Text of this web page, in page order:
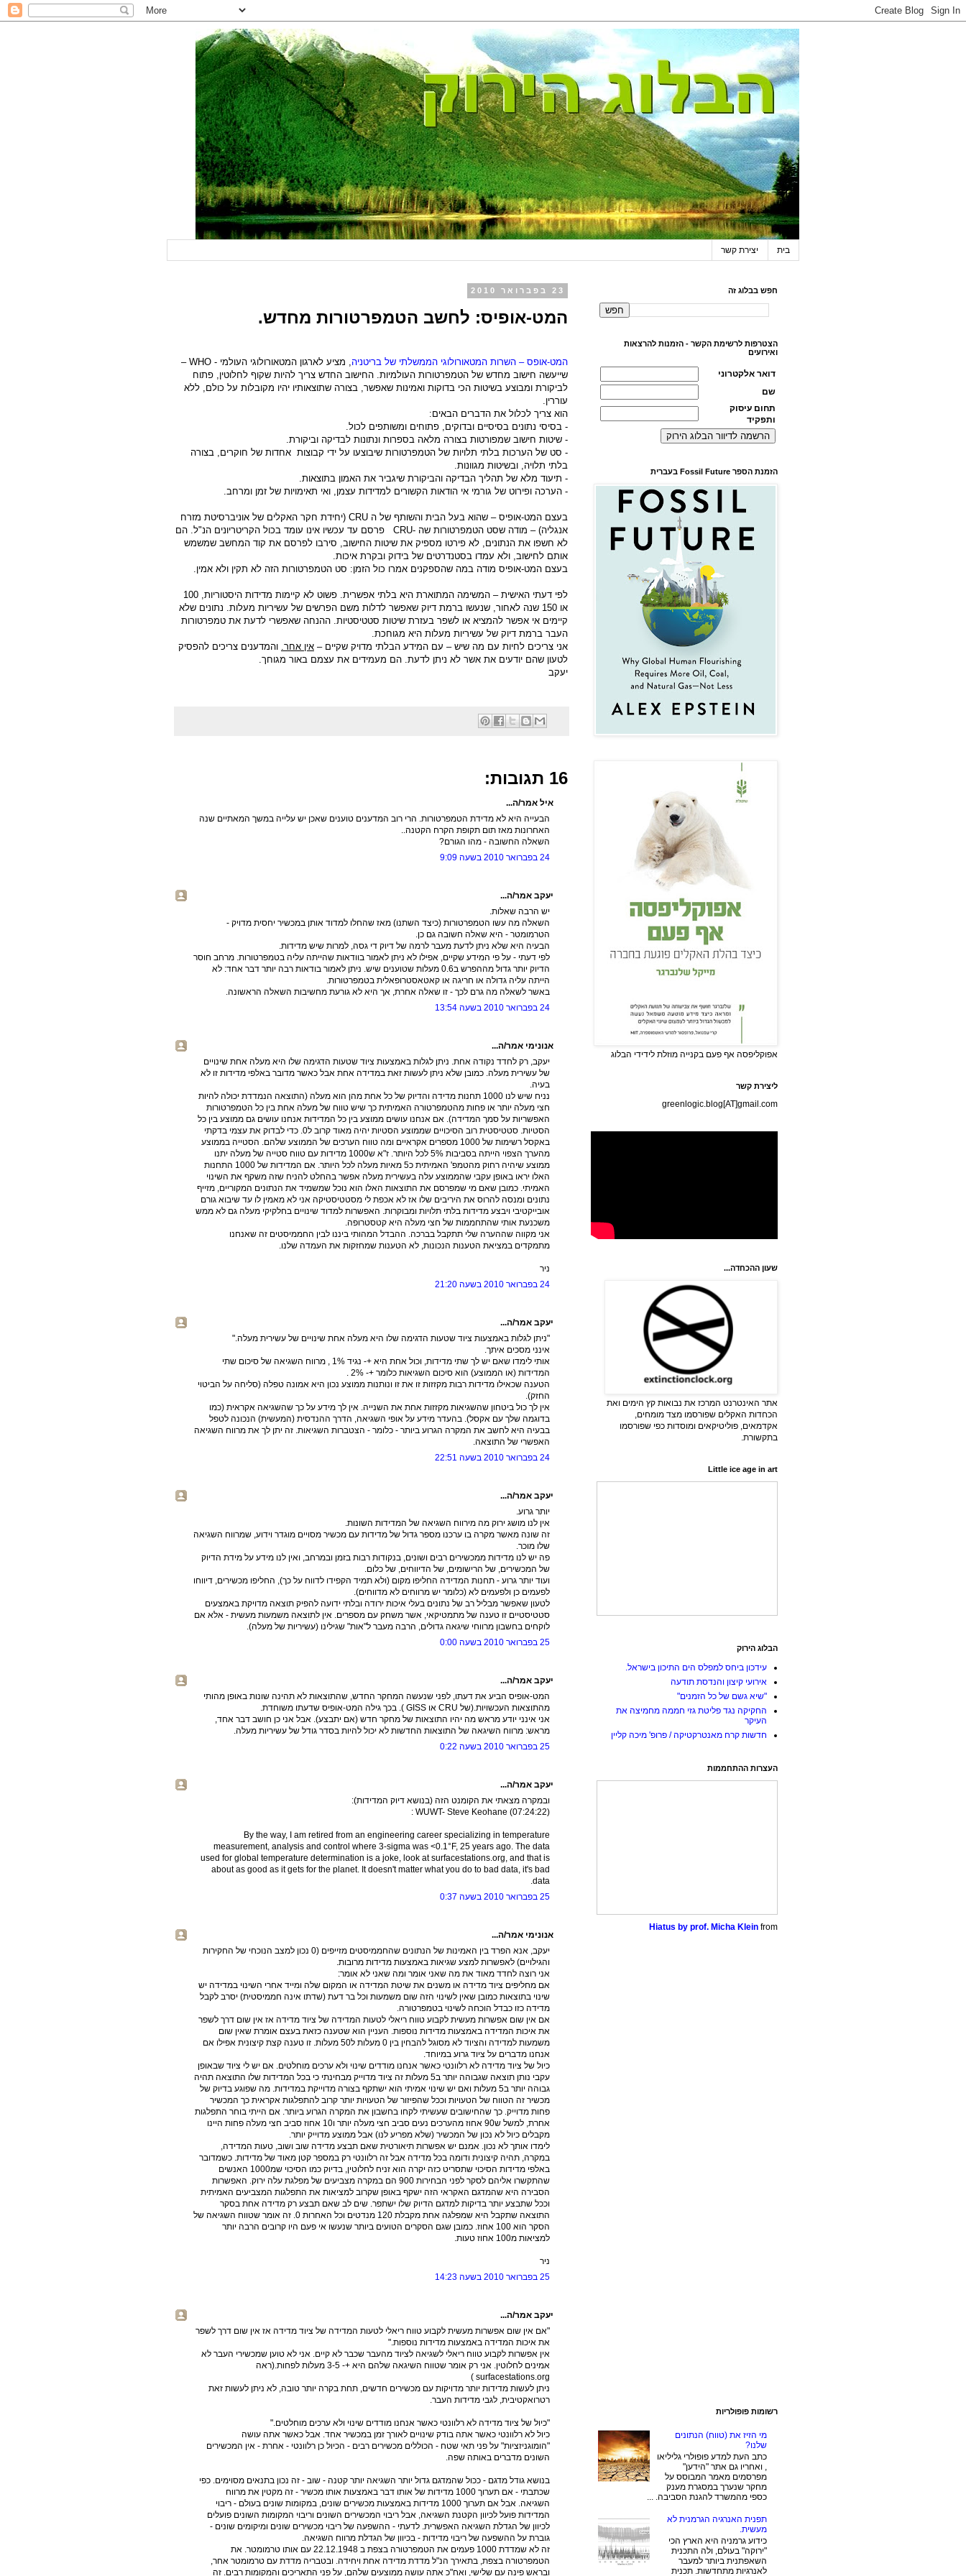
בית יצירת קשר
23 בפברואר 2010
המט-אופיס: לחשב הטמפרטורות מחדש.
המט-אופס – השרות המטאורולוגי הממשלתי של בריטניה , מציע לארגון המטאורולוגי העולמי - WHO
–
שייעשה חישוב מחדש של הטמפרטורות העולמיות. החישוב החדש צריך להיות שקוף לחלוטין, פתוח
לביקורת ומבוצע בשיטות הכי בדוקות ואמינות שאפשר, בצורה שתוצאותיו יהיו מקובלות על כולם, ללא
עוררין.
הוא צריך לכלול את הדברים הבאים:
- בסיסי נתונים בסיסיים ובדוקים, פתוחים ומשותפים לכול.
- שיטות חישוב שמפורטות בצורה מלאה בספרות ונתונות לבדיקה וביקורת.
- סט של הערכות בלתי תלויות של הטמפרטורות שיבוצעו על ידי קבוצות אחדות של חוקרים, בצורה
בלתי תלויה, ובשיטות מגוונות.
- תיעוד מלא של תהליך הבדיקה והביקורת שיגביר את האמון בתוצאות.
- הערכה ופירוט של גורמי אי הודאות הקשורים למדידות עצמן, ואי תאימויות של זמן ומרחב.
בעצם המט-אופיס – שהוא בעל הבית והשותף של ה CRU (יחידת חקר האקלים של אוניברסיטת מזרח
אנגליה) – מודה שסט הטמפרטורות שה -CRU
פרסם עד עכשיו אינו עומד בכול הקריטריונים הנ"ל. הם
לא חשפו את הנתונים, לא פירטו מספיק את שיטות החישוב, סירבו לפרסם את קוד המחשב שמשמש
אותם לחישוב, ולא עמדו בסטנדרטים של בידוק ובקרת איכות.
בעצם המט-אופיס מודה במה שהספקנים אמרו כול הזמן: סט הטמפרטורות הזה לא תקין ולא אמין.
לפי דעתי האישית – המשימה המתוארת היא בלתי אפשרית. פשוט לא קיימות מדידות היסטוריות, 100
או 150 שנה לאחור, שנעשו ברמת דיוק שאפשר לדלות משם הפרשים של עשיריות מעלות. נתונים שלא
קיימים אי אפשר להמציא או לשפר בעזרת שיטות סטטיסטיות. ההנחה שאפשרי לדעת את טמפרטורות
העבר ברמת דיוק של עשיריות מעלות היא מגוחכת.
אני צריכים לחיות עם מה שיש – עם המידע הבלתי מדויק שקיים – אין אחר. והמדענים צריכים להפסיק
לטעון שהם יודעים את אשר לא ניתן לדעת. הם מעמידים את עצמם באור מגוחך.
יעקב
16 תגובות:
איל אמר/ה...
הבעייה היא לא מדידת הטמפרטורות. הרי רוב המדענים טוענים שאכן יש עלייה במשך המאתיים שנה
האחרונות מאז תום תקופת הקרח הקטנה..
השאלה החשובה - מהו הגורם?
24 בפברואר 2010 בשעה 9:09
יעקב אמר/ה...
יש הרבה שאלות.
השאלה מה עשו הטמפרטורות (כיצד השתנו) מאז שהחלו למדוד אותן במכשיר יחסית מדויק -
הטרמומטר - היא שאלה חשובה גם כן.
הבעיה היא שלא ניתן לדעת מעבר לרמה של דיוק די גסה, למרות שיש מדידות.
לפי דעתי - על פי המידע שקיים, אפילו לא ניתן לאמור בוודאות שהייתה עליה בטמפרטורות. מרחב חוסר
הדיוק יותר גדול מההפרש ב0.6 מעלות שטוענים שיש. ניתן לאמור בודאות רבה יותר דבר אחד: לא
הייתה עליה גדולה או חריגה או קאטאסטרופאלית בטמפרטורות.
באשר לשאלה מה גרם לכך - זו שאלה אחרת, אך היא לא גורעת מחשיבות השאלה הראשונה.
24 בפברואר 2010 בשעה 13:54
אנונימי אמר/ה...
יעקב, רק לחדד נקודה אחת. ניתן לגלות באמצעות ציוד שטעות הדגימה שלו היא מעלה אחת שינויים
של עשירית מעלה. כמובן שלא ניתן לעשות זאת במדידה אחת אבל כאשר מדובר באלפי מדידות זו לא
בעיה.
נניח שיש לנו 1000 תחנות מדידה והדיוק של כל אחת מהן הוא מעלה (התוצאה הנמדדת יכולה להיות
חצי מעלה יותר או פחות מהטמפרטורה האמיתית כך שיש טווח של מעלה אחת בין כל הטמפרטורות
האפשריות על סמך המדידה). אם אנחנו עושים ממוצע בין כל המדידות אנחנו עושים גם ממוצע בין כל
הסטיות. סטטיסטית רוב הסיכויים שממוצע הסטיות יהיה מאוד קרוב ל0. כדי לבדוק את עצמי בדקתי
באקסל רשימות של 1000 מספרים אקראיים ומה טווח הערכים של הממוצע שלהם. הסטייה בממוצע
מהערך הצפוי הייתה בסביבות 5% לכל היותר. ז"א ש1000 מדידות עם טווח סטייה של מעלה יתנו
ממוצע שיהיה רחוק מהטמפ' האמיתית כ5 מאיות מעלה לכל היותר. אם המדידות של 1000 התחנות
האלו יראו באופן עקבי שהממוצע עלה בעשירית מעלה אפשר בהחלט להניח שזה משקף את השינוי
האמיתי. כמובן שאם מי שמפרסם את התוצאות האלו הוא נוכל שמשמיד את הנתונים המקוריים, מזייף
נתונים ומנסה להרוס את היריבים שלו אז לא אכפת לי מסטטיסטיקה אני לא מאמין לו עד שיבוא גורם
אובייקטיבי ויבצע מדידות בלתי תלויות ומבוקרות. האפשרות למדוד שינויים בחלקיקי מעלה גם לא ממש
משכנעת אותי שהתחממות של חצי מעלה היא קטסטרופה.
אני מקווה שההערה שלי תתקבל בברכה. ההבדל המהותי ביננו לבין החממיסטים זה שאנחנו
מתמקדים במציאת הטענות הנכונות, לא הטענות שמחזקות את העמדה שלנו.
ניר
24 בפברואר 2010 בשעה 21:20
יעקב אמר/ה...
"ניתן לגלות באמצעות ציוד שטעות הדגימה שלו היא מעלה אחת שינויים של עשירית מעלה."
אינני מסכים איתך.
אותי לימדו שאם יש לך שתי מדידות, וכול אחת היא +- נגיד 1% , מרווח השגיאה של סיכום שתי
המדידות (או הממוצע) הוא סיכום השגיאות כלומר +- 2% .
הטענה שכאילו מדידות רבות מקזזות זו את זו ונותנות ממוצע נכון היא אמונה טפלה (סליחה על הביטוי
החזק).
אין לך כול ביטחון שהשגיאות מקזזות אחת את השנייה. אין לך מידע על כך שהשגיאה אקראית (כמו
בדוגמה שלך עם אקסל). בהעדר מידע על אופי השגיאה, הדרך ההנדסית (המעשית) הנכונה לטפל
בבעיה היא לחשב את המקרה הגרוע ביותר - כלומר - הצטברות השגיאות. זה יתן לך את מרווח השגיאה
האפשרי של התוצאה.
24 בפברואר 2010 בשעה 22:51
יעקב אמר/ה...
יותר גרוע.
אין לנו מושג ירוק מה מירווח השגיאה של המדידות השונות.
זה שונה מאשר מקרה בו ערכנו מספר גדול של מדידות עם מכשיר מסויים מוגדר וידוע, שמרווח השגיאה
שלו מוכר.
פה יש לנו מדידות ממכשירים רבים ושונים, בנקודות רבות בזמן ובמרחב, ואין לנו מידע על מידת הדיוק
של המכשירים, של הרישומים, של הדיווחים, של כלום.
ועוד יותר גרוע - תחנות המדידה החליפו מקום (ולא תמיד הקפידו לדווח על כך), החליפו מכשירים, דיווחו
לפעמים כן ולפעמים לא (כלומר יש מרווחים לא מדווחים).
לטעון שאפשר מבליל רב של נתונים בעלי איכות ירודה ובלתי ידועה להפיק תוצאה מדויקת באמצעים
סטטיסטיים זו טענה של מתמטיקאי, אשר משחק עם מספרים. אין לתוצאה משמעות מעשית - אלא אם
לוקחים בחשבון מרווחי שיגאה גדולים, הרבה מעבר ל"אות" שגילינו (עשיריות של מעלה).
25 בפברואר 2010 בשעה 0:00
יעקב אמר/ה...
המט-אופיס הביע את דעתו, לפני שנעשה המחקר החדש, שהתוצאות לא תהינה שונות באופן מהותי
מהתוצאות העכשויות.(של CRU או GISS ). בכך גילה המט-אופיס שדעתו משוחדת.
אני אינני יודע מראש מה יהיו התוצאות של מחקר חדש (אם יתבצע). אבל אני כן חושב דבר אחד,
מראש: מרווח השיגאה של התוצאות החדשות לא יכול להיות בסדר גודל של עשיריות מעלה.
25 בפברואר 2010 בשעה 0:22
יעקב אמר/ה...
ובמקרה מצאתי את הקומנט הזה (בנושא דיוק המדידות):
WUWT- Steve Keohane (07:24:22) :
By the way, I am retired from an engineering career specializing in temperature
measurement, analysis and control where 3-sigma was <0.1°F, 25 years ago. The data
used for global temperature determination is a joke, look at surfacestations.org, and that is
about as good as it gets for the planet. It doesn't matter what you do to bad data, it's bad
data.
25 בפברואר 2010 בשעה 0:37
אנונימי אמר/ה...
יעקב, אנא הפרד בין האמינות של הנתונים שהחממיסטים מזייפים (0 נכון למצב הנוכחי של החקירות
והגילויים) לאפשרות למצע שגיאות באמצעות מדידות מרובות.
אני רוצה לחדד מאוד את מה שאני אומר ומה שאני לא אומר:
אם מחליפים ציוד מדידה או משנים את שיטת המדידה או המקום שלה ומייד אחרי השינוי במדידה יש
שינוי בתוצאות כמובן שאין לשינוי הזה שום משמעות וכל בר דעת (שדתו אינה חממיסטית) יסרב לקבל
מדידה כזו כבדל הוכחה לשינוי בטמפרטורה.
אם אין שום אפשרות מעשית לקבוע טווח ריאלי לטעות המדידה של ציוד מדידה אז אין שום דרך לשפר
את איכות המדידה באמצעות מדידות נוספות. העניין הוא שטענה כזאת בעצם אומרת שאין שום
משמעות למדידה והציוד לא מסוגל להבחין בין 0 מעלות ל50 מעלות. זו טענה קצת קיצונית אפילו אם
אנחנו מדברים על ציוד גרוע במיוחד.
כיול של ציוד מדידה לא רלוונטי כאשר אנחנו מודדים שינוי ולא ערכים מוחלטים. אם יש לי ציוד שבאופן
עקבי נותן תוצאה שגבוהה יותר ב5 מעלות זה ציוד מדוייק מבחינתי כי בכל המדידות שלו התוצאה תהיה
גבוהה יותר ב5 מעלות ואם יש שינוי אמיתי הוא ישתקף בצורה מדוייקת במדידות. מה שפוגע בדיוק של
מכשיר זה הטווח של הטעויות וככל שהפיזור של הטעויות יותר קרוב להתפלגות אקראית כך המכשיר
פחות מדוייק. כך שהחישובים שעשיתי לקחו בחשבון את המקרה הגרוע ביותר. אם הייתי בוחר התפלגות
אחרת, למשל ש90 אחוז מהערכים נעים סביב חצי מעלה יותר ו10 אחוז סביב חצי מעלה פחות היינו
מקבלים כיול לא נכון של המכשיר (שלא מפריע לנו) אבל ממוצע מדוייק יותר.
לימדו אותך לא נכון. אמנם יש אפשרות תיאורטית שאם תבצע מדידה שוב ושוב, טעות המדידה,
במקרה, תהיה קיצונית ודומה בכל מדידה אבל זה רלוונטי רק במספר קטן מאוד של מדידות. כשמדובר
באלפי מדידות הסיכוי שתסריט כזה יקרה הוא זניח לחלוטין, בדיוק כמו הסיכוי שמ1000 האנשים
שהתקשרו אליהם לסקר לפני הבחירות 900 הם במקרה מצביעים של מפלגת עלה ירוק. האפשרות
הסבירה היא שהמדגם האקראי הזה ישקף באופן שקרוב למציאות את התפלגות המצביעים האמיתית
וככל שתבצע יותר בדיקות למדגם הדיוק שלו ישתפר. שים לב שאם תבצע רק מדידה אחת בסקר
התוצאה שתקבל היא שמפלגה אחת מקבלת 120 מנדטים וכל האחרות 0. זה אומר שטווח השגיאה של
הסקר הוא 100 אחוז. כמובן שגם הסקרים הטועים ביותר שנעשו אי פעם היו קרובים הרבה יותר
למציאות מ100 אחוז טעות.
ניר
25 בפברואר 2010 בשעה 14:23
יעקב אמר/ה...
"אם אין שום אפשרות מעשית לקבוע טווח ריאלי לטעות המדידה של ציוד מדידה אז אין שום דרך לשפר
את איכות המדידה באמצעות מדידות נוספות."
אין אפשרות לקבוע טווח ריאלי לשגיאה לציוד מהעבר שכבר לא קיים. אני לא טוען שמכשירי העבר לא
אמינים לחלוטין. אני רק אומר שטווח השיגאה שלהם היא +- 3-5 מעלות לפחות.(ראה
surfacestations.org )
ניתן לעשות מדידות יותר מדויקות עם מכשירים חדשים, תחת בקרה יותר טובה, לא ניתן לעשות זאת
רטרואקטיבית, לגבי מדידות העבר.
"כיול של ציוד מדידה לא רלוונטי כאשר אנחנו מודדים שינוי ולא ערכים מוחלטים."
כיול לא רלוונטי כאשר אתה בודק שינויים לאורך זמן במכשיר אחד. אבל כאשר אתה עושה
"הומוגניזציות" על פני תאי שטח - הכוללים מכשירים רבים - הכיול כן רלוונטי - אחרת - אין המכשירים
השונים מדברים באותה שפה.
בנושא גודל מדגם - ככול שהמדגם גדול יותר השגיאה יותר קטנה - שוב - זה נכון בתנאים מסוימים. כפי
שכתבתי - אם תערוך 1000 מדידות של אותו דבר באמצעות אותו מכשיר - זה מקטין את מרווח
השגיאה. אבל אם תערוך 1000 מדידות באמצעות מכשירים שונים, במקומות שונים בעולם - ריבוי
המדידות פועל לכיוון הקטנת השגיאה, אבל ריבוי המכשירים השונים וריבוי המקומות השונים פועלים
לכיוון של הגדלת השגיאה האפשרית. לדעתי - ההשפעה של ריבוי מכשירים שונים ומיקומים שונים -
גוברת על ההשפעה של ריבוי מדידות - בכיוון של הגדלת מרווח השגיאה.
זה לא שמדדת 1000 פעמים את הטמפרטורה בצפת ב 22.12.1948 עם אותו טרמומטר. את
הטמפרטורה בצפת, בתאירך הנ"ל מדדת מדידה אחת ויחידה. ובטבריה מדדת עם טרמומטר אחר,
ובראש פינה עם שלישי, ואח"כ אתה עושה ממוצעים שלהם, על פני התאריכים והמקומות רבים. זה
חפש בבלוג זה
הצטרפות לרשימת הקשר - הזמנות להרצאות
ואירועים
דואר אלקטרוני
שם
תחום עיסוק
ותפקיד
הזמנת הספר Fossil Future בעברית
אפוקליפסה אף פעם בקנייה מוזלת לידידי הבלוג
ליצירת קשר
greenlogic.blog[AT]gmail.com
שעון ההכחדה...
אתר האינטרנט המרכז את נבואות קץ הימים ואת
הכחדות האקלים שפורסמו מצד מומחים,
אקדמאים, פוליטיקאים ומוסדות כפי שפורסמו
בתקשורת.
Little ice age in art
הבלוג הירוק
עידכון ביחס למפלס הים התיכון בישראל.
אירועי קיצון והנדסת תודעה
"שיא גשם של כל הזמנים"
החקיקה נגד פליטת גזי חממה מחמיצה את
העיקר
חדשות קרח מאנטרקטיקה / פרופ' מיכה קליין
העצרות ההתחממות
Hiatus by prof. Micha Klein from
רשומות פופולריות
מי הזיז את (טווח) הנתונים
שלנו?
כתב העת למדע פופולרי גליליאו
, ואחריו גם אתר "הידען"
מפרסמים מאמר המבוסס על
מחקר שנערך במסגרת מענק
כספי מהמשרד להגנת הסביבה. ...
תפנית האנרגיה הגרמנית לא
מעשית.
כידוע גרמניה היא הארץ הכי
"ירוקה" בעולם, ולה התכנית
השאפתנית ביותר למעבר
לאנרגיות מתחדשות. תכנית